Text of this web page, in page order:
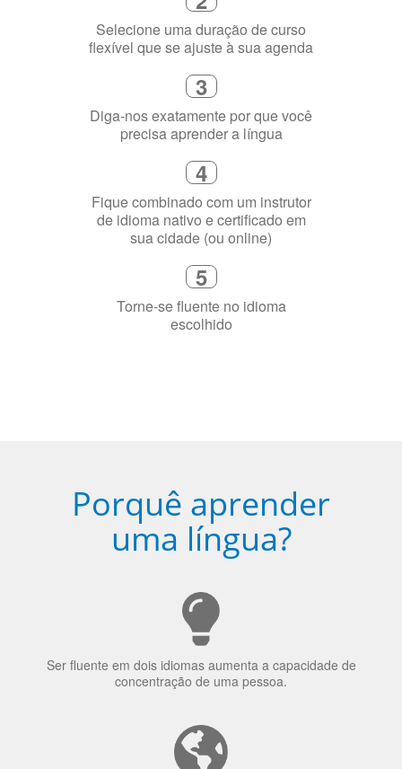
2
Selecione uma duração de curso
3
Diga-nos exatamente por que você
4
Fique combinado com um instrutor
de idioma nativo e certificado em
5
Torne-se fluente no idioma
Porquê aprender
uma língua?
Ser fluente em dois idiomas aumenta a capacidade de